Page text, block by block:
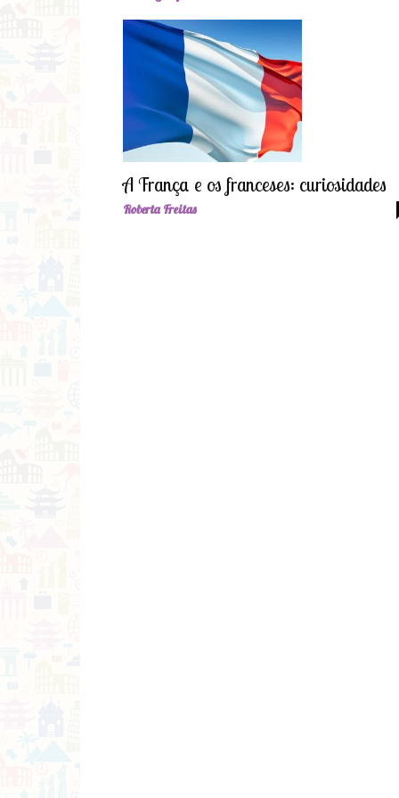
A França e os franceses: curiosidades
Roberta Freitas